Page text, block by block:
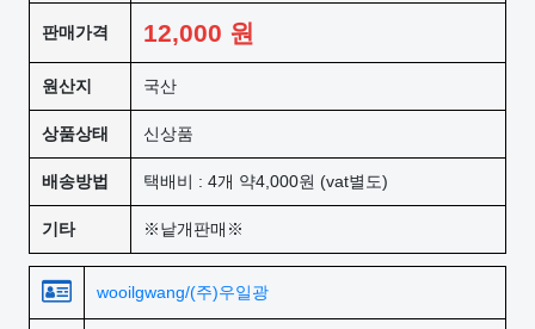
판매가격 12,000 원
원산지 국산
상품상태 신상품
배송방법 택배비 : 4개 약4,000원 (vat별도)
기타 ※낱개판매※
wooilgwang/(주)우일광